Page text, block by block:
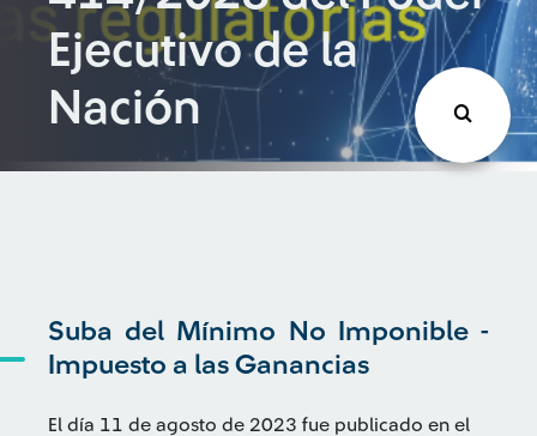
Ejecutivo de la
Nación
Suba del Mínimo No Imponible -
Impuesto a las Ganancias
El día 11 de agosto de 2023 fue publicado en el